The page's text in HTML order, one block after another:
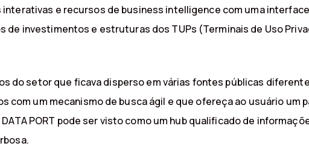
e recursos de business intelligence com uma
de investimentos e estruturas dos TUPs (Terminais de Uso
do setor que ficava disperso em várias fontes públicas
com um mecanismo de busca ágil e que ofereça ao usuário
PORT pode ser visto como um hub qualificado de